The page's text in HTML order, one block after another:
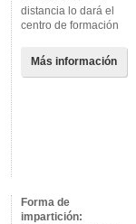
distancia lo dará el
centro de formación
Más información
Forma de
impartición: